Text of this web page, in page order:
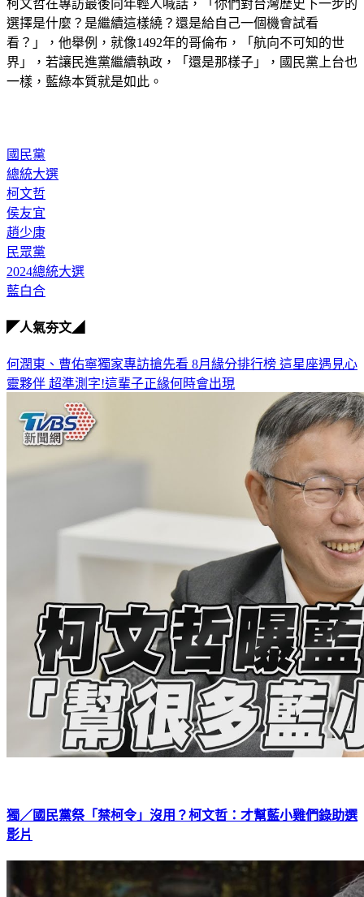
柯文哲在專訪最後向年輕人喊話，「你們對台灣歷史下一步的
選擇是什麼？是繼續這樣繞？還是給自己一個機會試看
看？」，他舉例，就像1492年的哥倫布，「航向不可知的世
界」，若讓民進黨繼續執政，「還是那樣子」，國民黨上台也
一樣，藍綠本質就是如此。
國民黨
總統大選
柯文哲
侯友宜
趙少康
民眾黨
2024總統大選
藍白合
◤人氣夯文◢
何潤東、曹佑寧獨家專訪搶先看 8月緣分排行榜 這星座遇見心
靈夥伴 超準測字!這輩子正緣何時會出現
獨／國民黨祭「禁柯令」沒用？柯文哲：才幫藍小雞們錄助選
影片